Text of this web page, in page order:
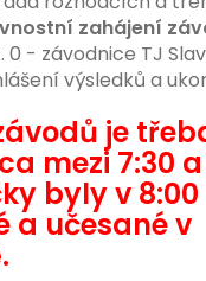
zahájení
0 - závodnice TJ
výsledků a
je
mezi 7:30
byly v 8:00
a učesané v